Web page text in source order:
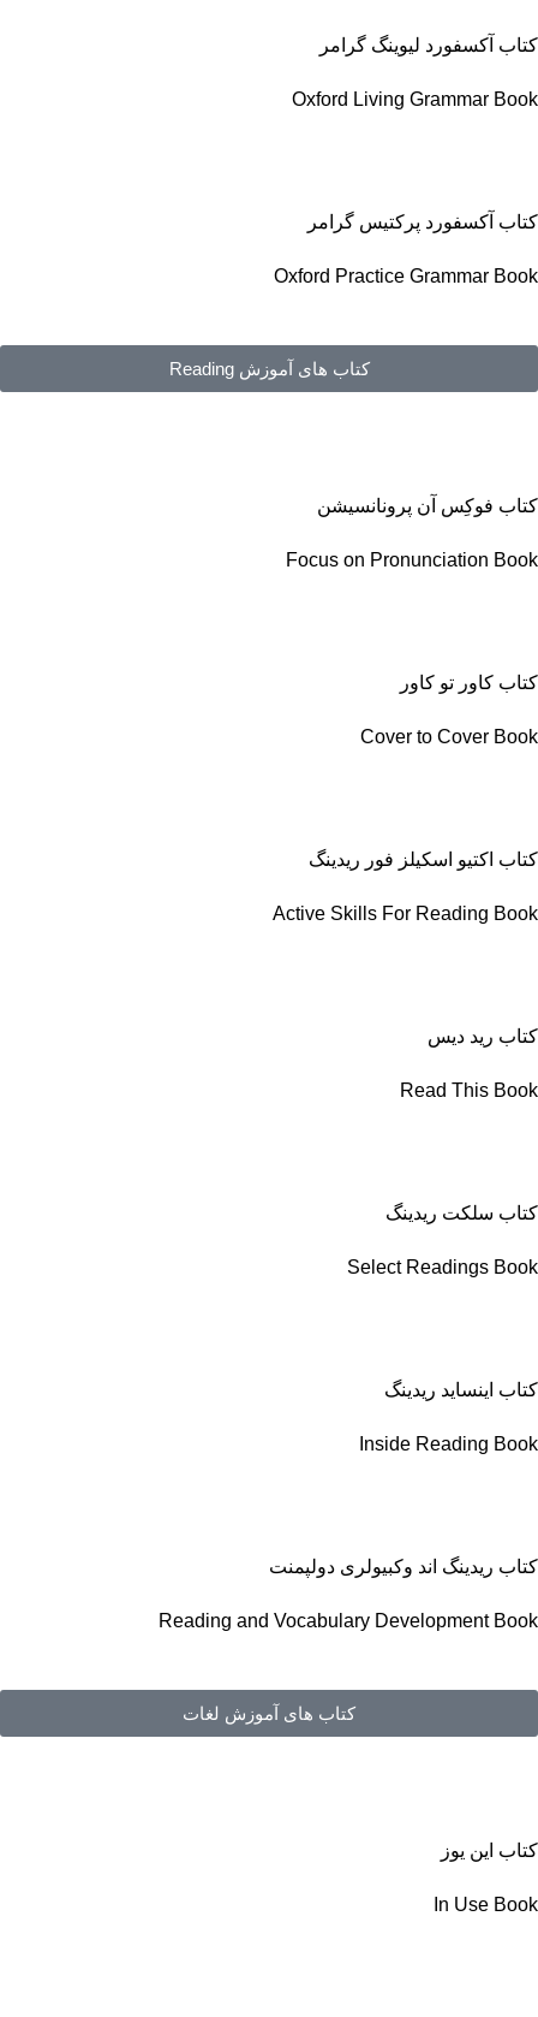
کتاب آکسفورد لیوینگ گرامر
Oxford Living Grammar Book
کتاب آکسفورد پرکتیس گرامر
Oxford Practice Grammar Book
کتاب های آموزش Reading
کتاب فوکِس آن پرونانسیشن
Focus on Pronunciation Book
کتاب کاور تو کاور
Cover to Cover Book
کتاب اکتیو اسکیلز فور ریدینگ
Active Skills For Reading Book
کتاب رید دیس
Read This Book
کتاب سلکت ریدینگ
Select Readings Book
کتاب اینساید ریدینگ
Inside Reading Book
کتاب ریدینگ اند وکبیولری دولپمنت
Reading and Vocabulary Development Book
کتاب های آموزش لغات
کتاب این یوز
In Use Book